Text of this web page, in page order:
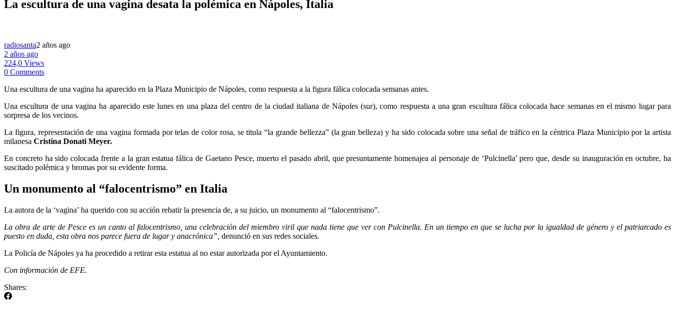
La escultura de una vagina desata la polémica en Nápoles, Italia
radiosanta2 años ago
2 años ago
224,0 Views
0 Comments
Una escultura de una vagina ha aparecido en la Plaza Municipio de Nápoles, como respuesta a la figura fálica colocada semanas antes.
Una escultura de una vagina ha aparecido este lunes en una plaza del centro de la ciudad italiana de Nápoles (sur), como respuesta a una gran escultura fálica colocada hace semanas en el mismo lugar para
sorpresa de los vecinos.
La figura, representación de una vagina formada por telas de color rosa, se titula “la grande bellezza” (la gran belleza) y ha sido colocada sobre una señal de tráfico en la céntrica Plaza Municipio por la artista
milanesa Cristina Donati Meyer.
En concreto ha sido colocada frente a la gran estatua fálica de Gaetano Pesce, muerto el pasado abril, que presuntamente homenajea al personaje de ‘Pulcinella’ pero que, desde su inauguración en octubre, ha
suscitado polémica y bromas por su evidente forma.
Un monumento al “falocentrismo” en Italia
La autora de la ‘vagina’ ha querido con su acción rebatir la presencia de, a su juicio, un monumento al “falocentrismo”.
La obra de arte de Pesce es un canto al falocentrismo, una celebración del miembro viril que nada tiene que ver con Pulcinella. En un tiempo en que se lucha por la igualdad de género y el patriarcado es
puesto en duda, esta obra nos parece fuera de lugar y anacrónica”, denunció en sus redes sociales.
La Policía de Nápoles ya ha procedido a retirar esta estatua al no estar autorizada por el Ayuntamiento.
Con información de EFE.
Shares: